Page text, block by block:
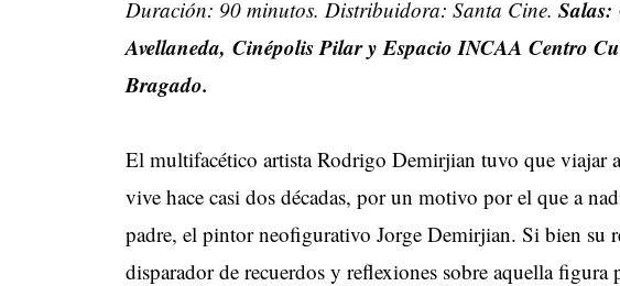
Duración: 90 minutos. Distribuidora: Santa Cine.
Avellaneda, Cinépolis Pilar y Espacio INCAA Centro
Bragado.
El multifacético artista Rodrigo Demirjian tuvo que viajar
vive hace casi dos décadas, por un motivo por el que a
padre, el pintor neofigurativo Jorge Demirjian. Si bien su
disparador de recuerdos y reflexiones sobre aquella